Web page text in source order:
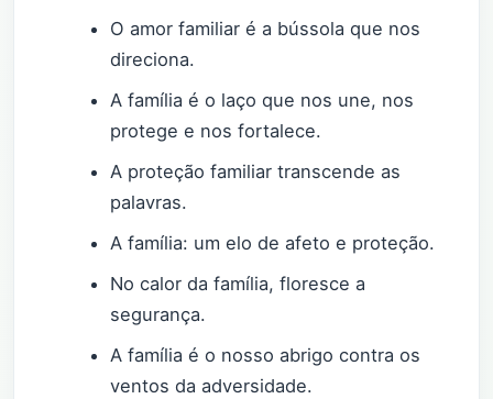
O amor familiar é a bússola que nos
direciona.
A família é o laço que nos une, nos
protege e nos fortalece.
A proteção familiar transcende as
palavras.
A família: um elo de afeto e proteção.
No calor da família, floresce a
segurança.
A família é o nosso abrigo contra os
ventos da adversidade.